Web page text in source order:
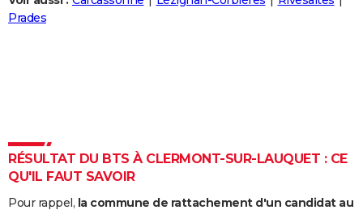
Destinations
City break
Voyage nature
Voyage de noces
Forum
Climat
+
PHOTO
Carte de Noël
Carte Bonne année
Carte Saint-Valentin
Carte Pâques
Carte d'anniversaire
DICTIONNAIRE
Dictionnaire
Biographies
Citations
Expressions
Proverbes
PROGRAMME TV
Prades
RÉSULTAT DU BTS À CLERMONT-SUR-LAUQUET : CE
QU'IL FAUT SAVOIR
Pour rappel, la commune de rattachement d'un candidat au